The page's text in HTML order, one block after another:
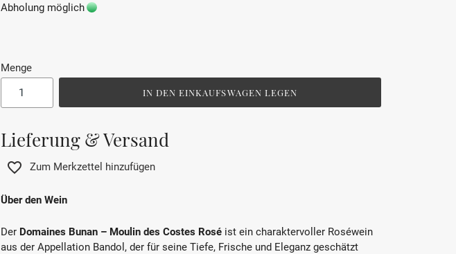
Abholung möglich
Menge
IN DEN EINKAUFSWAGEN LEGEN
Lieferung & Versand
Zum Merkzettel hinzufügen
Über den Wein
Der Domaines Bunan – Moulin des Costes Rosé ist ein charaktervoller Roséwein
aus der Appellation Bandol, der für seine Tiefe, Frische und Eleganz geschätzt